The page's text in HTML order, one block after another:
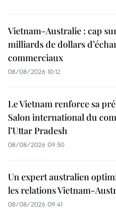
Vietnam-Australie : cap
milliards de dollars
commerciaux
08/08/2026 10:12
Le Vietnam renforce sa
Salon international du
l’Uttar Pradesh
08/08/2026 09:50
Un expert australien
les relations Vietnam-
08/08/2026 09:41